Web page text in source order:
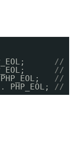
// 出
// 出
// 出
// 出